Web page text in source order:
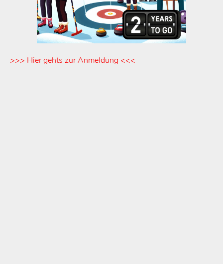
>>> Hier gehts zur Anmeldung <<<